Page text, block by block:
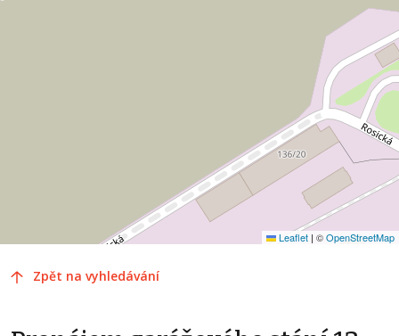
Leaflet | ©OpenStreetMap
Zpět na vyhledávání